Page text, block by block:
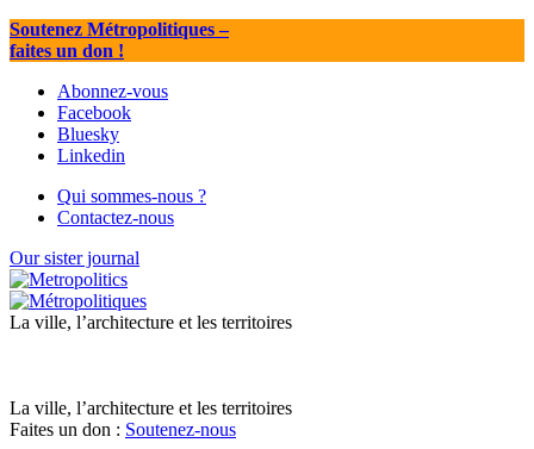
Soutenez Métropolitiques–
faites un don !
Abonnez-vous
Facebook
Bluesky
Linkedin
Qui sommes-nous ?
Contactez-nous
Our sister journal
La ville, l’architecture et les territoires
La ville, l’architecture et les territoires
Faites un don : Soutenez-nous